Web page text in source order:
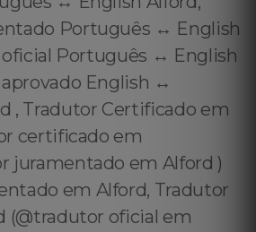
Português ↔️ English
Português ↔️ English
English ↔️
, Tradutor Certificado em
certificado em
juramentado em Alford )
em Alford, Tradutor
(@tradutor oficial em